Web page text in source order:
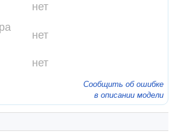
нет
нет
нет
Сообщить об ошибке
в описании модели